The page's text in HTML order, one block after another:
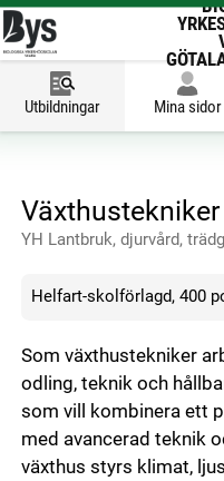
Utbildningar Mina sidor
Växthustekniker
YH Lantbruk, djurvård,
Helfart-skolförlagd, 400
Som växthustekniker
odling, teknik och
som vill kombinera ett
med avancerad teknik
växthus styrs klimat,